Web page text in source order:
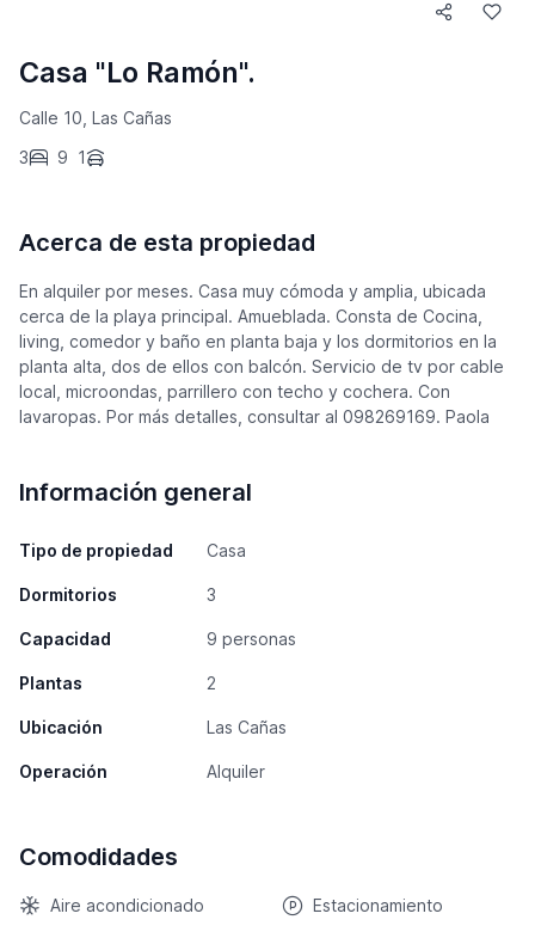
Casa "Lo Ramón".
Calle 10, Las Cañas
3
9 1
Acerca de esta propiedad
En alquiler por meses. Casa muy cómoda y amplia, ubicada
cerca de la playa principal. Amueblada. Consta de Cocina,
living, comedor y baño en planta baja y los dormitorios en la
planta alta, dos de ellos con balcón. Servicio de tv por cable
local, microondas, parrillero con techo y cochera. Con
lavaropas. Por más detalles, consultar al 098269169. Paola
Información general
Tipo de propiedad Casa
Dormitorios 3
Capacidad 9 personas
Plantas 2
Ubicación Las Cañas
Operación Alquiler
Comodidades
Aire acondicionado Estacionamiento